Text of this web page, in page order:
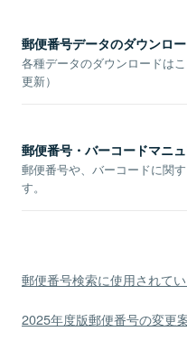
郵便番号データのダウンロ
各種データのダウンロードは
更新）
郵便番号・バーコードマニ
郵便番号や、バーコードに関
す。
郵便番号検索に使用されて
2025年度版郵便番号の変更